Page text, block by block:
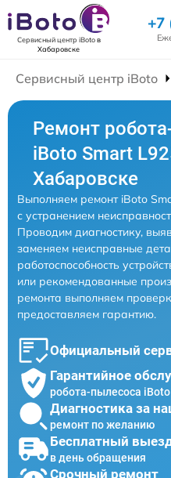
Сервисный центр iBotoв
Хабаровске
+7
Сервисный центр iBoto
Ремонт
iBoto Smart
Хабаровске
Выполняем ремонт iBoto
с устранением
Проводим диагностику,
заменяем неисправные
работоспособность
или рекомендованные
ремонта выполняем
предоставляем гарантию.
Официальный
Гарантийное
робота-пылесоса
Диагностика за
ремонт по желанию
Бесплатный
в день обращения
Срочный ремонт